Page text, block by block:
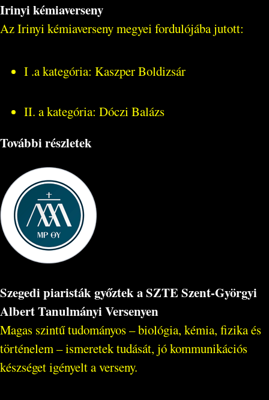
Irinyi kémiaverseny
Az Irinyi kémiaverseny megyei fordulójába jutott:
I .a kategória: Kaszper Boldizsár
II. a kategória: Dóczi Balázs
További részletek
Szegedi piaristák győztek a SZTE Szent-Györgyi
Albert Tanulmányi Versenyen
Magas szintű tudományos – biológia, kémia, fizika és
történelem – ismeretek tudását, jó kommunikációs
készséget igényelt a verseny.